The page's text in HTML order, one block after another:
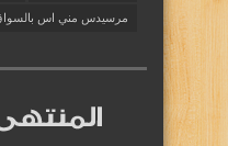
مرسيدس مني اس